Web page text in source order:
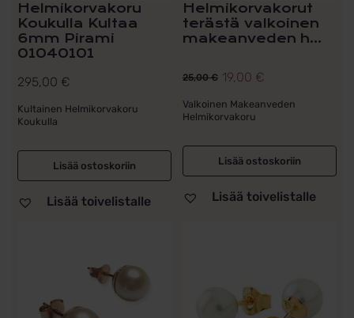
Helmikorvakoru
Koukulla Kultaa
6mm Pirami
01040101
295,00 €
Kultainen Helmikorvakoru
Koukulla
Lisää ostoskoriin
Lisää toivelistalle
Helmikorvakorut
terästä valkoinen
makeanveden h...
25,00€
Alkuperäinen
hinta
oli:
25,00 €.
19,00 €
Nykyinen
hinta
on:
19,00 €.
Valkoinen Makeanveden
Helmikorvakoru
Lisää ostoskoriin
Lisää toivelistalle